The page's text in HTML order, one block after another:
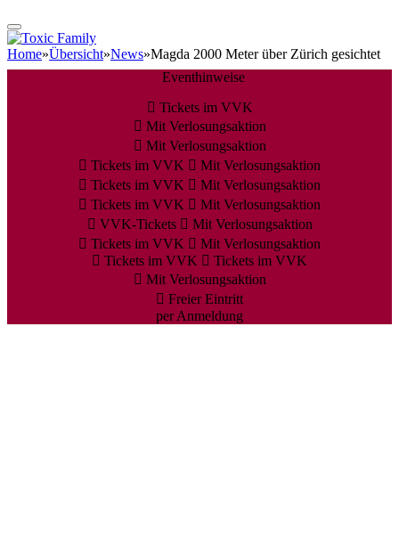
Home»Übersicht»News»Magda 2000 Meter über Zürich gesichtet
Eventhinweise
Tickets im VVK
Mit Verlosungsaktion
Mit Verlosungsaktion
Tickets im VVK
Mit Verlosungsaktion
Tickets im VVK
Mit Verlosungsaktion
Tickets im VVK
Mit Verlosungsaktion
VVK-Tickets
Mit Verlosungsaktion
Tickets im VVK
Mit Verlosungsaktion
Tickets im VVK
Tickets im VVK
Mit Verlosungsaktion
Freier Eintritt
per Anmeldung